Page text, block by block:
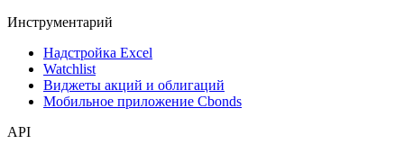
Инструментарий
Надстройка Excel
Watchlist
Виджеты акций и облигаций
Мобильное приложение Cbonds
API